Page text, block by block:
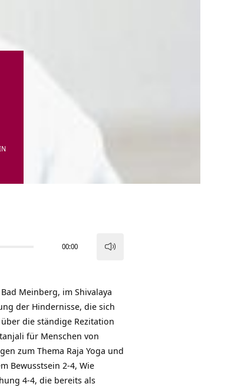
00:00
Meinberg, im Shivalaya
der Hindernisse, die sich
die ständige Rezitation
für Menschen von
zum Thema Raja Yoga und
Bewusstsein 2-4, Wie
4-4, die bereits als